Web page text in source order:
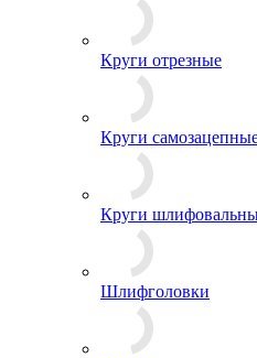
Круги отрезные
Круги
Круги
Шлифголовки